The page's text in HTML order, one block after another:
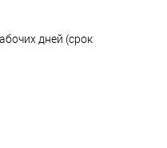
дней (срок